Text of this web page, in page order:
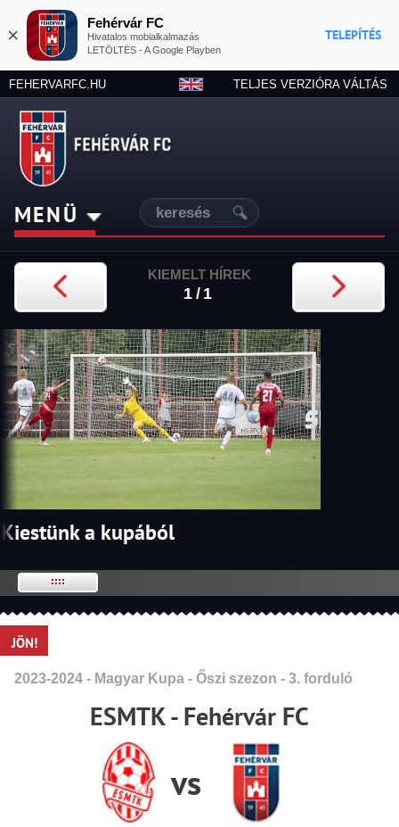
×
Fehérvár FC
Hivatalos mobialkalmazás
LETÖLTÉS - A Google Playben
TELEPÍTÉS
FEHERVARFC.HU TELJES VERZIÓRA VÁLTÁS
MENÜ
KIEMELT HÍREK
1/1
Kiestünk a kupából
JÖN!
2023-2024 - Magyar Kupa - Őszi szezon - 3. forduló
ESMTK - Fehérvár FC
vs